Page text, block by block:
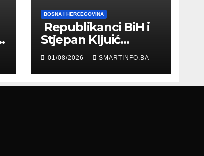
BOSNA I HERCEGOVINA
Republikanci BiH i
Stjepan Kljuić
razgovarali o
evropskom putu
Bosne i
Hercegovine
01/08/2026 SMARTINFO.BA